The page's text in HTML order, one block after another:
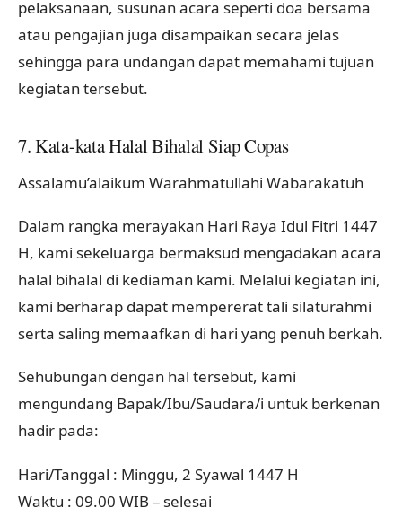
pelaksanaan, susunan acara seperti doa bersama
atau pengajian juga disampaikan secara jelas
sehingga para undangan dapat memahami tujuan
kegiatan tersebut.
7. Kata-kata Halal Bihalal Siap Copas
Assalamu’alaikum Warahmatullahi Wabarakatuh
Dalam rangka merayakan Hari Raya Idul Fitri 1447
H, kami sekeluarga bermaksud mengadakan acara
halal bihalal di kediaman kami. Melalui kegiatan ini,
kami berharap dapat mempererat tali silaturahmi
serta saling memaafkan di hari yang penuh berkah.
Sehubungan dengan hal tersebut, kami
mengundang Bapak/Ibu/Saudara/i untuk berkenan
hadir pada:
Hari/Tanggal : Minggu, 2 Syawal 1447 H
Waktu : 09.00 WIB – selesai